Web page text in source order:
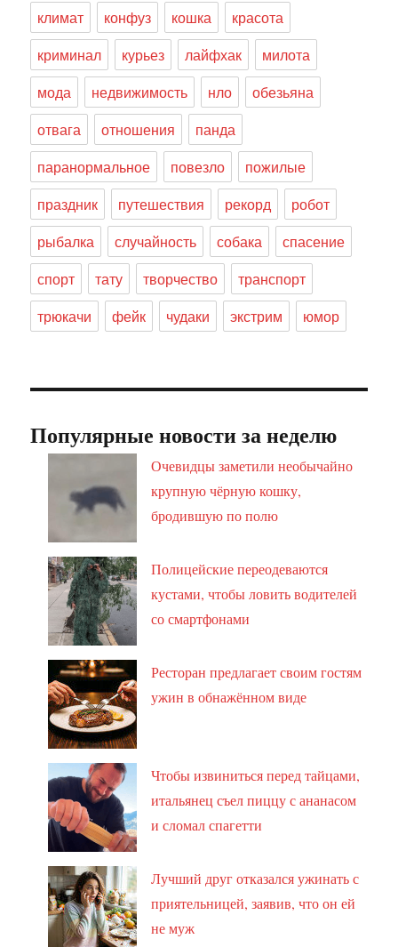
климат
конфуз кошка
красота
криминал
курьез лайфхак
милота
мода
недвижимость нло
обезьяна
отвага
отношения
панда
паранормальное
повезло
пожилые
праздник
путешествия рекорд
робот
рыбалка
случайность собака
спасение
спорт
тату творчество
транспорт
трюкачи
фейк чудаки экстрим юмор
Популярные новости за неделю
Очевидцы заметили необычайно
крупную чёрную кошку,
бродившую по полю
Полицейские переодеваются
кустами, чтобы ловить водителей
со смартфонами
Ресторан предлагает своим гостям
ужин в обнажённом виде
Чтобы извиниться перед тайцами,
итальянец съел пиццу с ананасом
и сломал спагетти
Лучший друг отказался ужинать с
приятельницей, заявив, что он ей
не муж